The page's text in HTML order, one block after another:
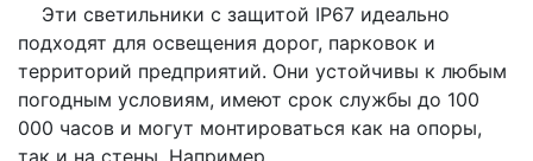
Эти светильники с защитой IP67 идеально
подходят для освещения дорог, парковок и
территорий предприятий. Они устойчивы к любым
погодным условиям, имеют срок службы до 100
000 часов и могут монтироваться как на опоры,
так и на стены. Например,